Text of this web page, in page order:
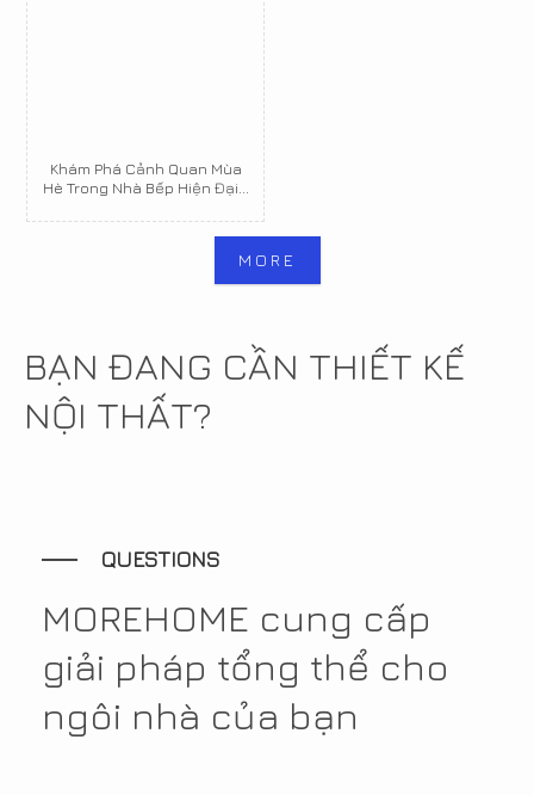
Khám Phá Cảnh Quan Mùa
Hè Trong Nhà Bếp Hiện Đại...
MORE
BẠN ĐANG CẦN THIẾT KẾ
NỘI THẤT?
QUESTIONS
MOREHOME cung cấp
giải pháp tổng thể cho
ngôi nhà của bạn